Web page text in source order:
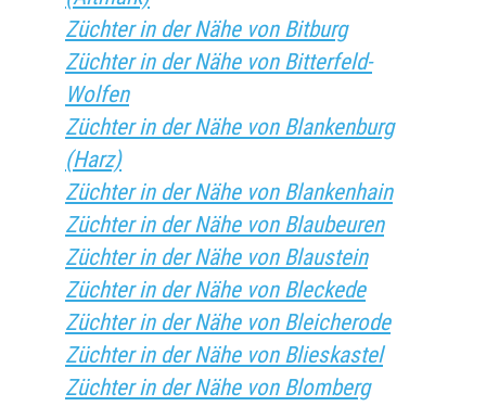
Züchter in der Nähe von Bitburg
Züchter in der Nähe von Bitterfeld-
Wolfen
Züchter in der Nähe von Blankenburg
(Harz)
Züchter in der Nähe von Blankenhain
Züchter in der Nähe von Blaubeuren
Züchter in der Nähe von Blaustein
Züchter in der Nähe von Bleckede
Züchter in der Nähe von Bleicherode
Züchter in der Nähe von Blieskastel
Züchter in der Nähe von Blomberg